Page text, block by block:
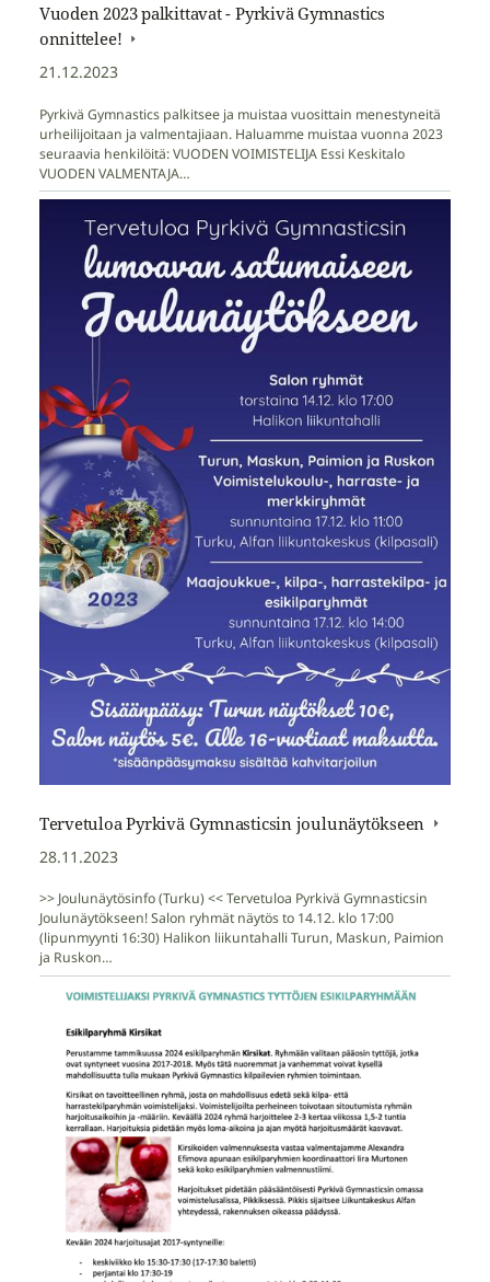
Vuoden 2023 palkittavat - Pyrkivä Gymnastics
onnittelee!
21.12.2023
Pyrkivä Gymnastics palkitsee ja muistaa vuosittain menestyneitä
urheilijoitaan ja valmentajiaan. Haluamme muistaa vuonna 2023
seuraavia henkilöitä: VUODEN VOIMISTELIJA Essi Keskitalo
VUODEN VALMENTAJA…
Tervetuloa Pyrkivä Gymnasticsin joulunäytökseen
28.11.2023
>> Joulunäytösinfo (Turku) << Tervetuloa Pyrkivä Gymnasticsin
Joulunäytökseen! Salon ryhmät näytös to 14.12. klo 17:00
(lipunmyynti 16:30) Halikon liikuntahalli Turun, Maskun, Paimion
ja Ruskon…